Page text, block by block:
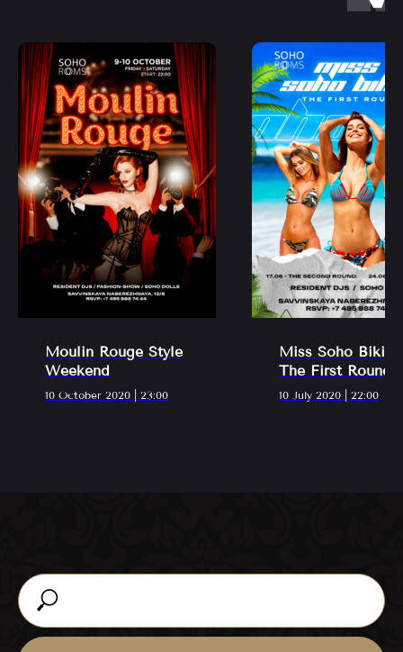
Moulin Rouge Style
Weekend
10 October 2020 | 23:00
Miss Soho Bikini.
The First Round
10 July 2020 | 22:00
Ближайшие
события
ВСЕ МЕРОПРИЯТИЯ